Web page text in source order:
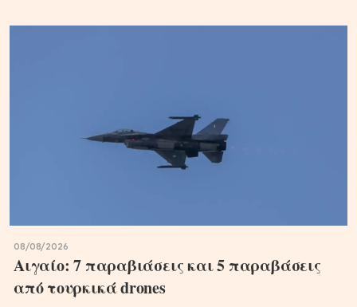
08/08/2026
Αιγαίο: 7 παραβιάσεις και 5 παραβάσεις
από τουρκικά drones